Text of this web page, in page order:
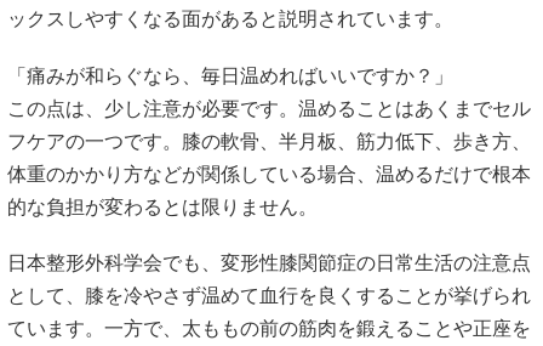
ックスしやすくなる面があると説明されています。
「痛みが和らぐなら、毎日温めればいいですか？」
この点は、少し注意が必要です。温めることはあくまでセル
フケアの一つです。膝の軟骨、半月板、筋力低下、歩き方、
体重のかかり方などが関係している場合、温めるだけで根本
的な負担が変わるとは限りません。
日本整形外科学会でも、変形性膝関節症の日常生活の注意点
として、膝を冷やさず温めて血行を良くすることが挙げられ
ています。一方で、太ももの前の筋肉を鍛えることや正座を